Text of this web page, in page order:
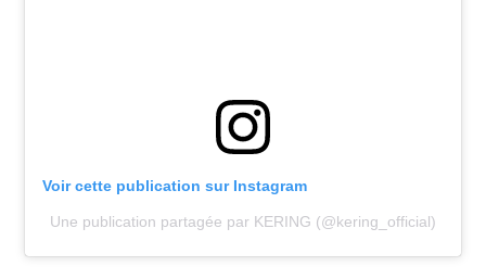
Voir cette publication sur Instagram
Une publication partagée par KERING (@kering_official)